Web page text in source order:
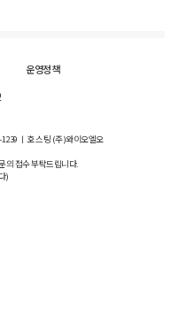
운영정책
ㅣ 호스팅 (주)와이오엘오
의 접수 부탁드립니다.
)